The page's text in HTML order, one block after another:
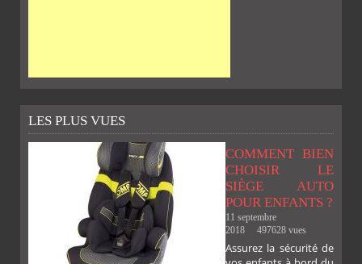
LES PLUS VUES
COMMENT BIEN
CHOISIR LE
SIÈGE AUTO
POUR ENFANTS ?
11 septembre
2018
497628 vues
Assurez la sécurité de